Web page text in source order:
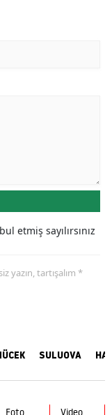
etmiş sayılırsınız
yazın, tartışalım *
SULUOVA
Foto Video